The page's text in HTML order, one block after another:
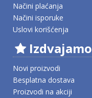
Načini plaćanja
Načini isporuke
Uslovi korišćenja
Izdvajamo
Novi proizvodi
Besplatna dostava
Proizvodi na akciji